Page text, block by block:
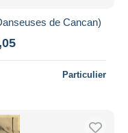
de Cancan)
Particulier